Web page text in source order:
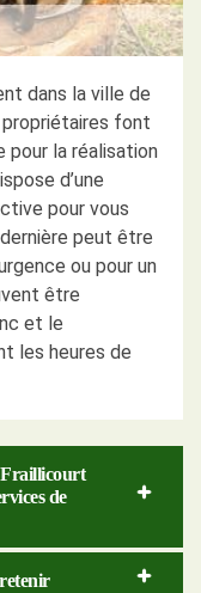
dans la ville de
font
pour la réalisation
d’une
pour vous
peut être
ou pour un
être
et le
les heures de
Fraillicourt
de